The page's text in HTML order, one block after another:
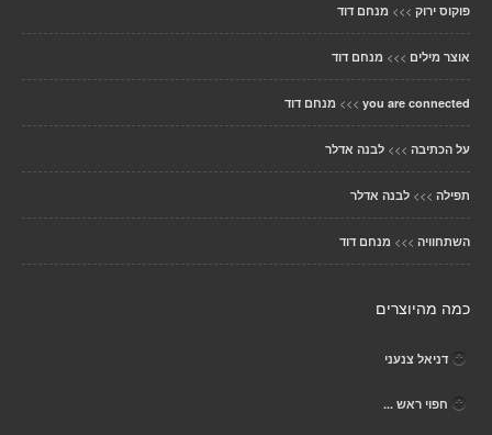
פוקוס ירוק >>> מנחם דוד
אוצר מילים >>> מנחם דוד
you are connected
>>> מנחם דוד
על הכתיבה >>> לבנה אדלר
תפילה >>> לבנה אדלר
השתחוויה >>> מנחם דוד
כמה מהיוצרים
דניאל צנעני
חפוי ראש ...